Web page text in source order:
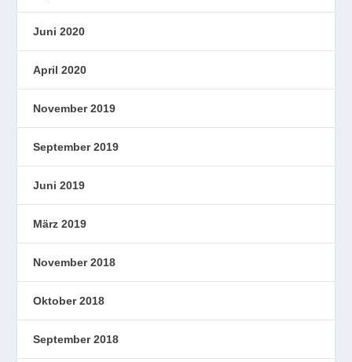
Juni 2020
April 2020
November 2019
September 2019
Juni 2019
März 2019
November 2018
Oktober 2018
September 2018